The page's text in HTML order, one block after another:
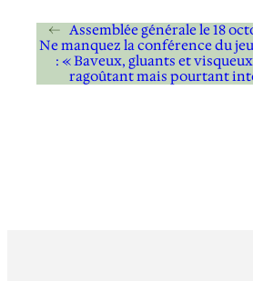
← Assemblée générale le 18
Ne manquez la conférence du
: « Baveux, gluants et
ragoûtant mais pourtant